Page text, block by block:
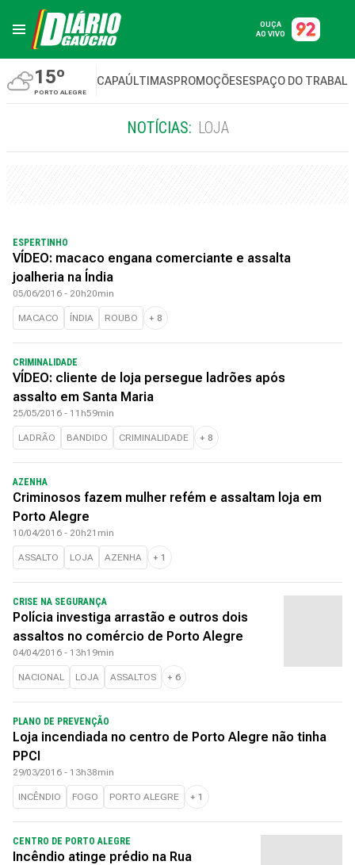
OUÇA
AO VIVO
15º
PORTO ALEGRE
CAPAÚLTIMASPROMOÇÕESESPAÇO DO
NOTÍCIAS: LOJA
ESPERTINHO
VÍDEO: macaco engana comerciante e assalta
joalheria na Índia
05/06/2016 - 20h20min
MACACO ÍNDIA ROUBO + 8
CRIMINALIDADE
VÍDEO: cliente de loja persegue ladrões após
assalto em Santa Maria
25/05/2016 - 11h59min
LADRÃO BANDIDO CRIMINALIDADE + 8
AZENHA
Criminosos fazem mulher refém e assaltam loja em
Porto Alegre
10/04/2016 - 20h21min
ASSALTO LOJA AZENHA + 1
CRISE NA SEGURANÇA
Polícia investiga arrastão e outros dois
assaltos no comércio de Porto Alegre
04/04/2016 - 13h19min
NACIONAL LOJA ASSALTOS + 6
PLANO DE PREVENÇÃO
Loja incendiada no centro de Porto Alegre não tinha
PPCI
29/03/2016 - 13h38min
INCÊNDIO FOGO PORTO ALEGRE + 1
CENTRO DE PORTO ALEGRE
Incêndio atinge prédio na Rua